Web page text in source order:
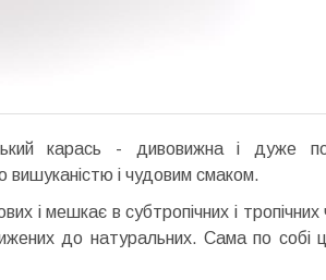
карась - дивовижна і дуже
вишуканістю і чудовим смаком.
і мешкає в субтропічних і
до натуральних. Сама по собі